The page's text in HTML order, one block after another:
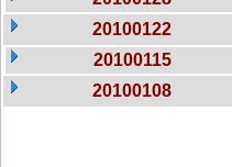
20100122
20100115
20100108